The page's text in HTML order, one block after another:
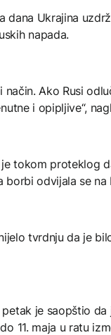
dana Ukrajina
napada.
Ako Rusi
i opipljive“,
tokom proteklog
borbi odvijala se
tvrdnju da je
je saopštio
11. maja u ratu